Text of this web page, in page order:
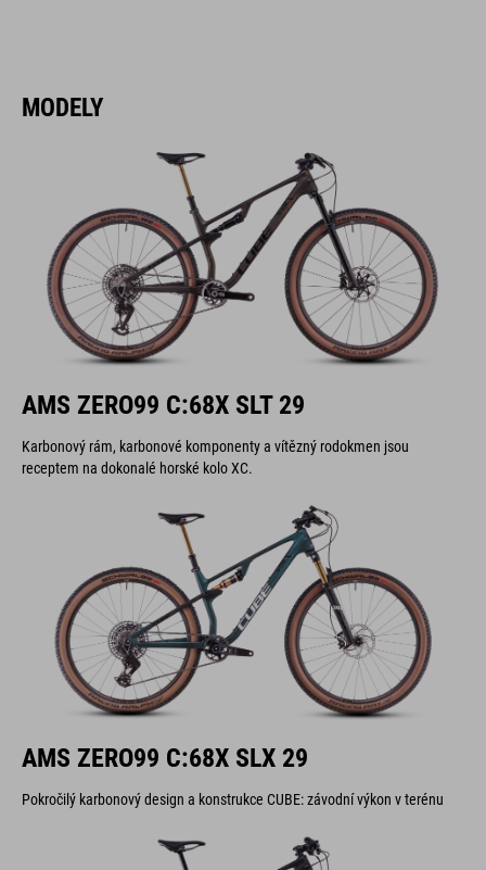
MODELY
AMS ZERO99 C:68X SLT 29
Karbonový rám, karbonové komponenty a vítězný rodokmen jsou
receptem na dokonalé horské kolo XC.
AMS ZERO99 C:68X SLX 29
Pokročilý karbonový design a konstrukce CUBE: závodní výkon v terénu